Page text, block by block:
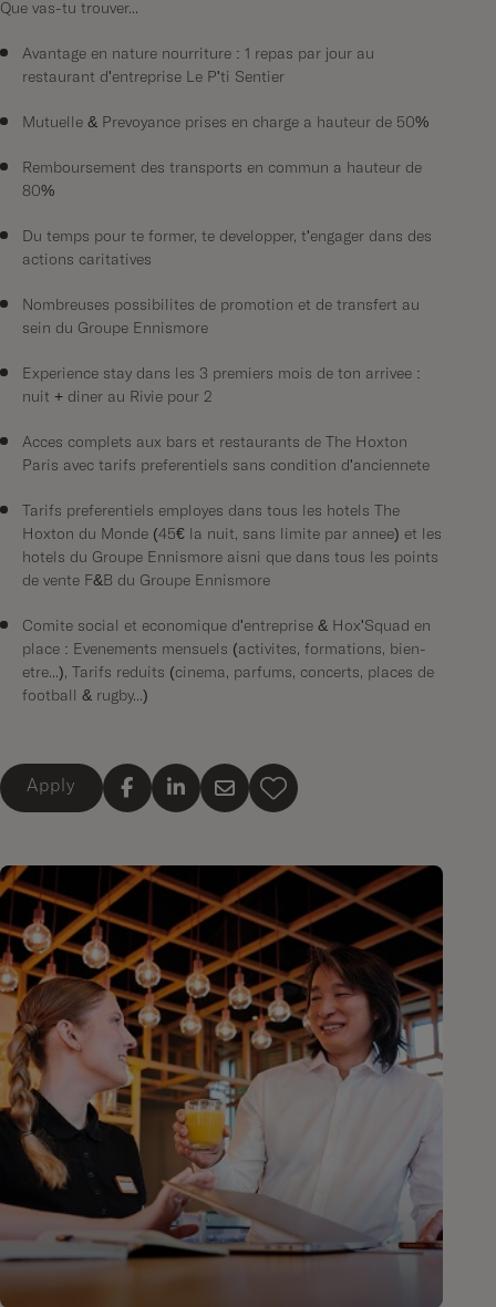
Que vas-tu trouver...
Avantage en nature nourriture : 1 repas par jour au
restaurant d'entreprise Le P'ti Sentier
Mutuelle & Prévoyance prises en charge à hauteur de 50%
Remboursement des transports en commun à hauteur de
80%
Du temps pour te former, te développer, t'engager dans des
actions caritatives
Nombreuses possibilités de promotion et de transfert au
sein du Groupe Ennismore
Expérience stay dans les 3 premiers mois de ton arrivée :
nuit + dîner au Rivié pour 2
Accès complets aux bars et restaurants de The Hoxton
Paris avec tarifs préférentiels sans condition d'ancienneté
Tarifs préférentiels employés dans tous les hôtels The
Hoxton du Monde (45€ la nuit, sans limite par année) et les
hôtels du Groupe Ennismore aisni que dans tous les points
de vente F&B du Groupe Ennismore
Comité social et économique d'entreprise & Hox'Squad en
place : Événements mensuels (activités, formations, bien-
être...), Tarifs réduits (cinéma, parfums, concerts, places de
football & rugby...)
Apply